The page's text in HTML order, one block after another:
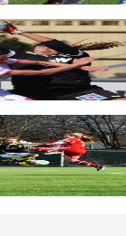
– QBIK
IF